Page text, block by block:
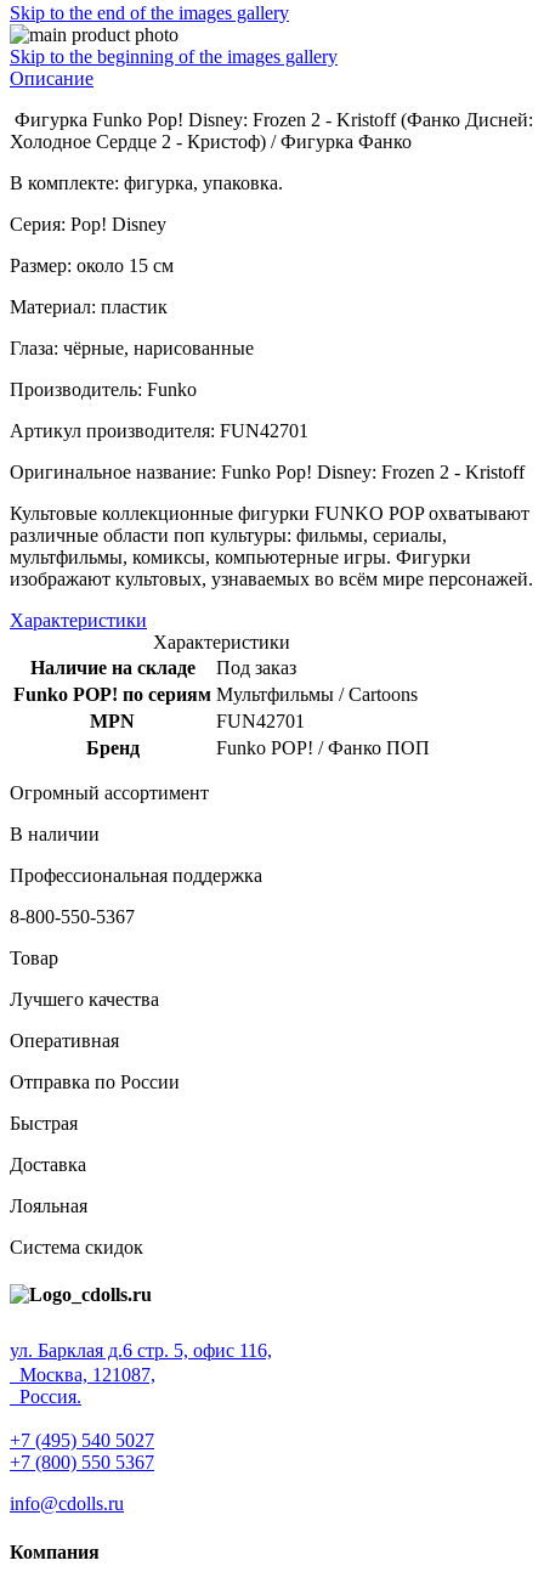
Skip to the end of the images gallery
Skip to the beginning of the images gallery
Описание
Фигурка Funko Pop! Disney: Frozen 2 - Kristoff (Фанко Дисней:
Холодное Сердце 2 - Кристоф) / Фигурка Фанко
В комплекте: фигурка, упаковка.
Серия: Pop! Disney
Размер: около 15 см
Материал: пластик
Глаза: чёрные, нарисованные
Производитель: Funko
Артикул производителя: FUN42701
Оригинальное название: Funko Pop! Disney: Frozen 2 - Kristoff
Культовые коллекционные фигурки FUNKO POP охватывают
различные области поп культуры: фильмы, сериалы,
мультфильмы, комиксы, компьютерные игры. Фигурки
изображают культовых, узнаваемых во всём мире персонажей.
Характеристики
Характеристики
Наличие на складе
Под заказ
Funko POP! по сериям Мультфильмы / Cartoons
MPN
FUN42701
Бренд
Funko POP! / Фанко ПОП
Огромный ассортимент
В наличии
Профессиональная поддержка
8-800-550-5367
Товар
Лучшего качества
Оперативная
Отправка по России
Быстрая
Доставка
Лояльная
Система скидок
ул. Барклая д.6 стр. 5, офис 116,
Москва, 121087,
Россия.
+7 (495) 540 5027
+7 (800) 550 5367
info@cdolls.ru
Компания